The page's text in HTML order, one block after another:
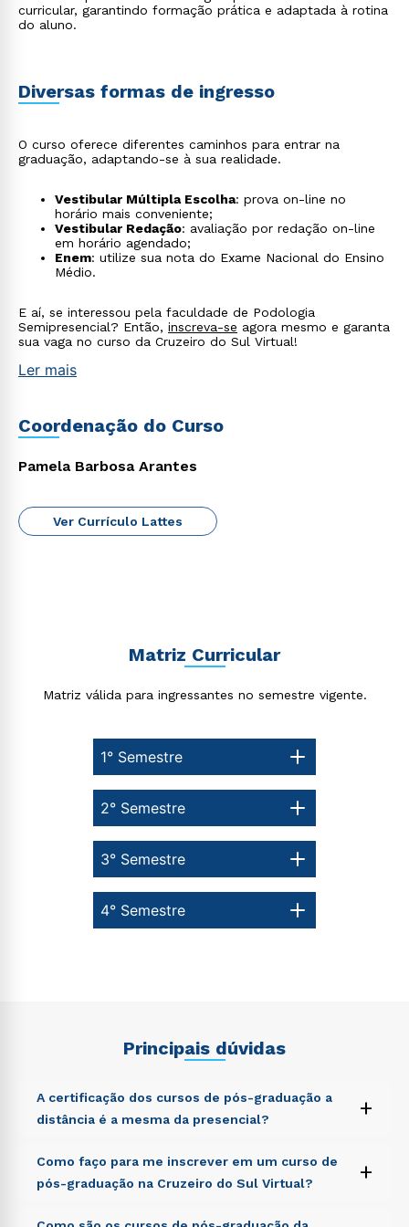
curricular, garantindo formação prática e adaptada à rotina
do aluno.
Diversas formas de ingresso
O curso oferece diferentes caminhos para entrar na
graduação, adaptando-se à sua realidade.
Vestibular Múltipla Escolha: prova on-line no
horário mais conveniente;
Vestibular Redação: avaliação por redação on-line
em horário agendado;
Enem: utilize sua nota do Exame Nacional do Ensino
Médio.
E aí, se interessou pela faculdade de Podologia
Semipresencial? Então, inscreva-se agora mesmo e garanta
sua vaga no curso da Cruzeiro do Sul Virtual!
Ler mais
Coordenação do Curso
Pamela Barbosa Arantes
Ver Currículo Lattes
Matriz Curricular
Matriz válida para ingressantes no semestre vigente.
1° Semestre
4° Semestre
3° Semestre
2° Semestre
Principais dúvidas
A certificação dos cursos de pós-graduação a
distância é a mesma da presencial?
+
Sed ut perspiciatis unde omnis iste natus error sit
voluptatem accusantium doloremque laudantium,
totam rem aperiam, eaque ipsa quae ab illo inventore
Como faço para me inscrever em um curso de
pós-graduação na Cruzeiro do Sul Virtual?
+
Sed ut perspiciatis unde omnis iste natus error sit
Rápido e fácil
autorizo que meus dados sejam utilizados para o
envio de conteúdos da Cruzeiro do Sul.